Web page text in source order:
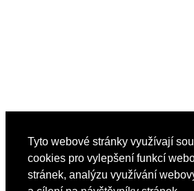
Tyto webové stránky využívají
cookies pro vylepšení funkcí
stránek, analýzu využívání